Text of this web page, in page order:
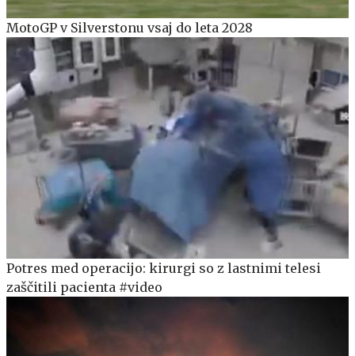
MotoGP v Silverstonu vsaj do leta 2028
Potres med operacijo: kirurgi so z lastnimi telesi
zaščitili pacienta #video